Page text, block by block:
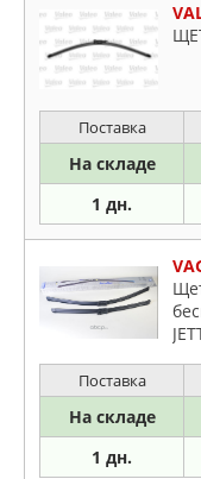
Поставка
На складе
1 дн.
Поставка
На складе
1 дн.